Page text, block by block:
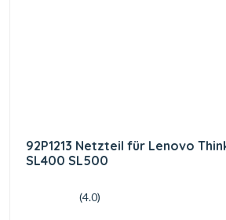
92P1213 Netzteil für Lenovo
SL400 SL500
(4.0)